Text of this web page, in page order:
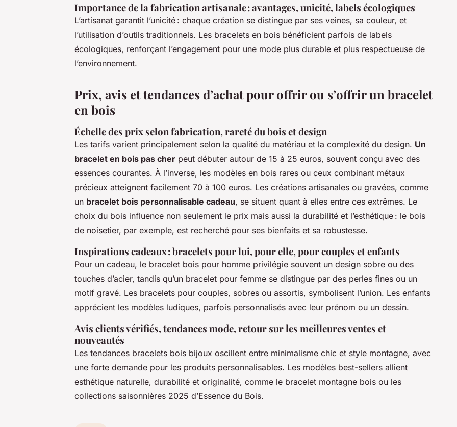
Importance de la fabrication artisanale : avantages, unicité, labels écologiques
L’artisanat garantit l’unicité : chaque création se distingue par ses veines, sa couleur, et
l’utilisation d’outils traditionnels. Les bracelets en bois bénéficient parfois de labels
écologiques, renforçant l’engagement pour une mode plus durable et plus respectueuse de
l’environnement.
Prix, avis et tendances d’achat pour offrir ou s’offrir un bracelet
en bois
Échelle des prix selon fabrication, rareté du bois et design
Les tarifs varient principalement selon la qualité du matériau et la complexité du design. Un
bracelet en bois pas cher peut débuter autour de 15 à 25 euros, souvent conçu avec des
essences courantes. À l’inverse, les modèles en bois rares ou ceux combinant métaux
précieux atteignent facilement 70 à 100 euros. Les créations artisanales ou gravées, comme
un bracelet bois personnalisable cadeau, se situent quant à elles entre ces extrêmes. Le
choix du bois influence non seulement le prix mais aussi la durabilité et l’esthétique : le bois
de noisetier, par exemple, est recherché pour ses bienfaits et sa robustesse.
Inspirations cadeaux : bracelets pour lui, pour elle, pour couples et enfants
Pour un cadeau, le bracelet bois pour homme privilégie souvent un design sobre ou des
touches d’acier, tandis qu’un bracelet pour femme se distingue par des perles fines ou un
motif gravé. Les bracelets pour couples, sobres ou assortis, symbolisent l’union. Les enfants
apprécient les modèles ludiques, parfois personnalisés avec leur prénom ou un dessin.
Avis clients vérifiés, tendances mode, retour sur les meilleures ventes et
nouveautés
Les tendances bracelets bois bijoux oscillent entre minimalisme chic et style montagne, avec
une forte demande pour les produits personnalisables. Les modèles best-sellers allient
esthétique naturelle, durabilité et originalité, comme le bracelet montagne bois ou les
collections saisonnières 2025 d’Essence du Bois.